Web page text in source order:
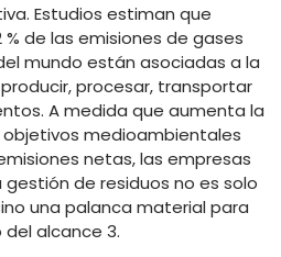
Estudios estiman que
de las emisiones de gases
mundo están asociadas a la
procesar, transportar
A medida que aumenta la
medioambientales
netas, las empresas
de residuos no es solo
una palanca material para
alcance 3.